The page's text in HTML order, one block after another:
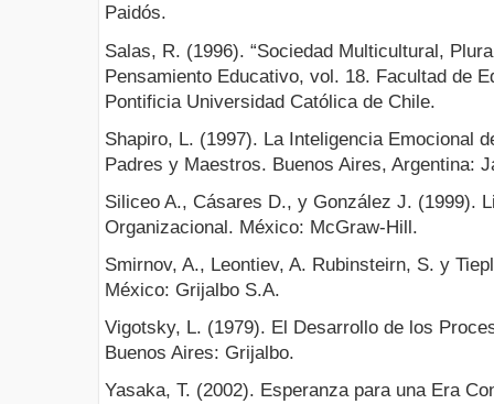
Paidós.
Salas, R. (1996). “Sociedad Multicultural,
Pensamiento Educativo, vol. 18. Facultad de
Pontificia Universidad Católica de Chile.
Shapiro, L. (1997). La Inteligencia Emocional
Padres y Maestros. Buenos Aires, Argentina:
Siliceo A., Cásares D., y González J. (1999).
Organizacional. México: McGraw-Hill.
Smirnov, A., Leontiev, A. Rubinsteirn, S. y
México: Grijalbo S.A.
Vigotsky, L. (1979). El Desarrollo de los
Buenos Aires: Grijalbo.
Yasaka, T. (2002). Esperanza para una Era